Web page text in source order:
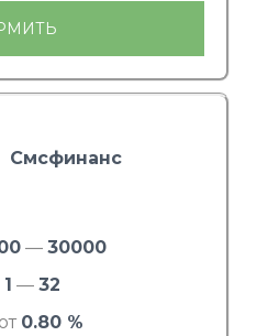
Смсфинанс
— 30000
1 — 32
0.80 %